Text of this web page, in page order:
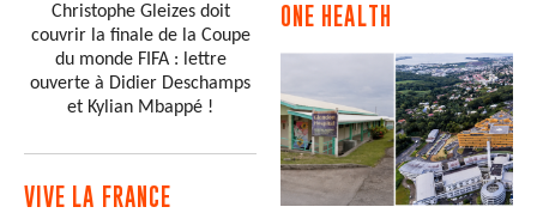
Christophe Gleizes doit
couvrir la finale de la Coupe
du monde FIFA : lettre
ouverte à Didier Deschamps
et Kylian Mbappé !
VIVE LA FRANCE
ONE HEALTH